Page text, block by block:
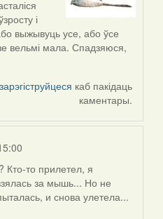
і
выжывуць усе, або ўсе
вельмі мала. Спадзяюся,
зарэгіструйцеся каб пакідаць
каментары.
Кто-то прилетел, я
за мышь... Но не
и снова улетела...